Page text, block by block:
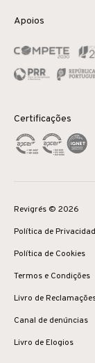
Apoios
Certificações
Revigrés © 2026
Política de
Política de Cookies
Termos e Condições
Livro de
Canal de denúncias
Livro de Elogios